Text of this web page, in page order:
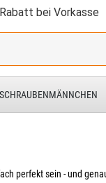
bei Vorkasse
SCHRAUBENMÄNNCHEN
perfekt sein - und